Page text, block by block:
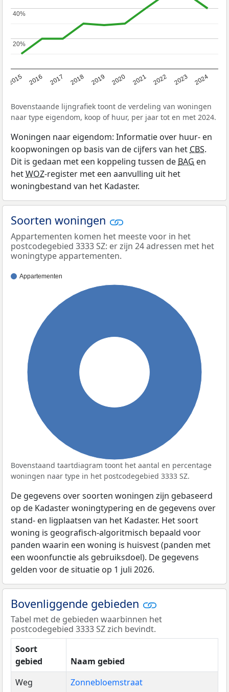
2015 2016 2017 2018 2019 2020 2021 2022 2023 2024
20%
20%
40%
40%
Bovenstaande lijngrafiek toont de verdeling van woningen
naar type eigendom, koop of huur, per jaar tot en met 2024.
Woningen naar eigendom: Informatie over huur- en
koopwoningen op basis van de cijfers van hetCBS.
Dit is gedaan met een koppeling tussen deBAG en
hetWOZ-register met een aanvulling uit het
woningbestand van het Kadaster.
Soorten woningen
Appartementen komen het meeste voor in het
postcodegebied 3333 SZ: er zijn 24 adressen met het
woningtype appartementen.
Appartementen
Bovenstaand taartdiagram toont het aantal en percentage
woningen naar type in het postcodegebied 3333 SZ.
De gegevens over soorten woningen zijn gebaseerd
op de Kadaster woningtypering en de gegevens over
stand- en ligplaatsen van het Kadaster. Het soort
woning is geografisch-algoritmisch bepaald voor
panden waarin een woning is huisvest (panden met
een woonfunctie als gebruiksdoel). De gegevens
gelden voor de situatie op 1 juli 2026.
Bovenliggende gebieden
Tabel met de gebieden waarbinnen het
postcodegebied 3333 SZ zich bevindt.
Soort
gebied
Naam gebied
Weg
Zonnebloemstraat